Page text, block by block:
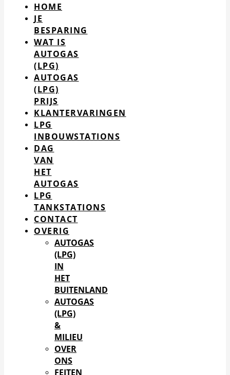
HOME
JE
BESPARING
WAT IS
AUTOGAS
(LPG)
AUTOGAS
(LPG)
PRIJS
KLANTERVARINGEN
LPG
INBOUWSTATIONS
DAG
VAN
HET
AUTOGAS
LPG
TANKSTATIONS
CONTACT
OVERIG
AUTOGAS
(LPG)
IN
HET
BUITENLAND
AUTOGAS
(LPG)
&
MILIEU
OVER
ONS
FEITEN